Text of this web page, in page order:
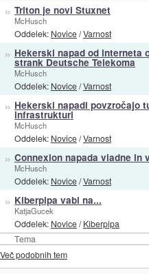
Tema
» Triton je novi Stuxnet
McHusch
Oddelek: Novice/Varnost
» Hekerski napad od interneta
strank Deutsche Telekoma
McHusch
Oddelek: Novice/Varnost
» Hekerski napadi povzročajo
infrastrukturi
McHusch
Oddelek: Novice/Varnost
» Connexion napada vladne in
McHusch
Oddelek: Novice/Varnost
» Kiberpipa vabi na...
KatjaGucek
Oddelek: Novice/Kiberpipa
Več podobnih tem